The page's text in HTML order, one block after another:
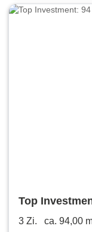
Top
der
3 Zi. ca. 94,00